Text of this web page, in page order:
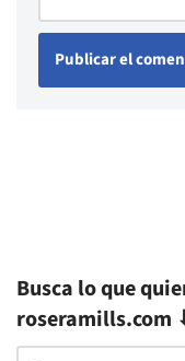
Busca lo que
roseramills.com